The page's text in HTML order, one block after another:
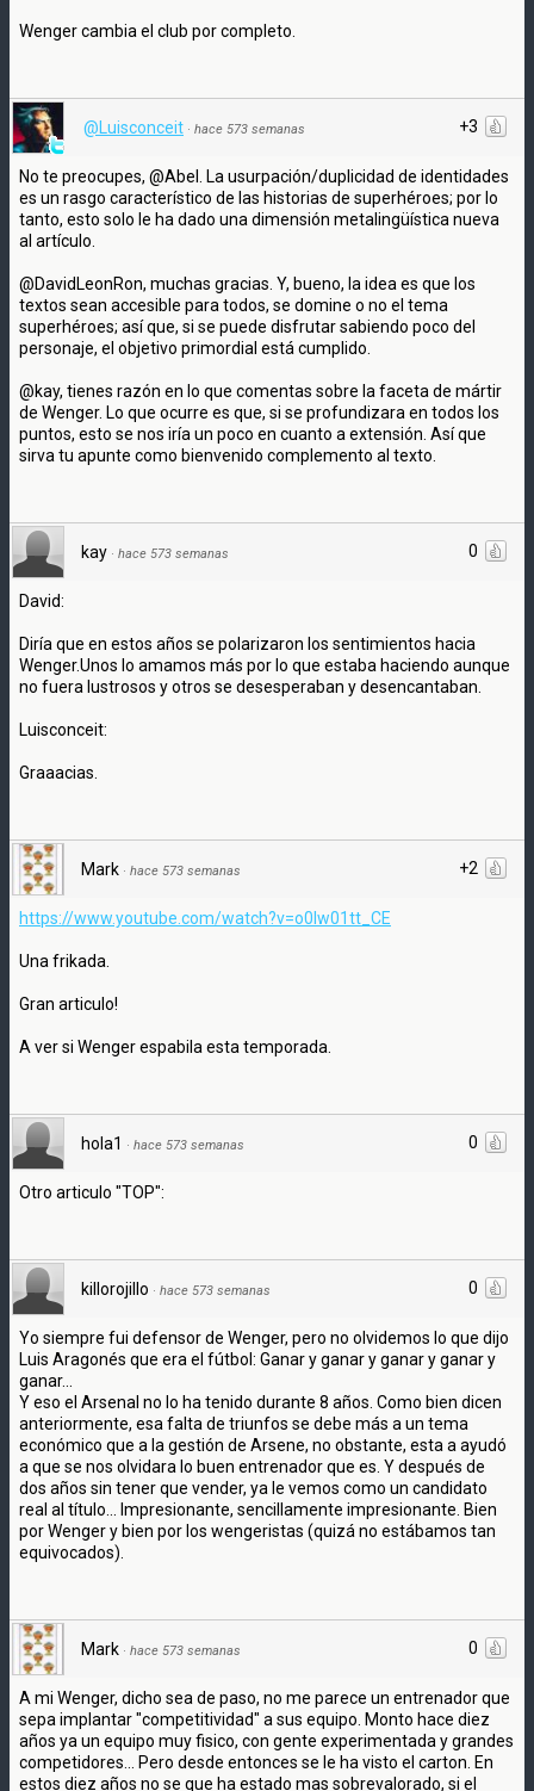
Wenger cambia el club por completo.
+3
@Luisconceit · hace 573 semanas
No te preocupes, @Abel. La usurpación/duplicidad de identidades
es un rasgo característico de las historias de superhéroes; por lo
tanto, esto solo le ha dado una dimensión metalingüística nueva
al artículo.
@DavidLeonRon, muchas gracias. Y, bueno, la idea es que los
textos sean accesible para todos, se domine o no el tema
superhéroes; así que, si se puede disfrutar sabiendo poco del
personaje, el objetivo primordial está cumplido.
@kay, tienes razón en lo que comentas sobre la faceta de mártir
de Wenger. Lo que ocurre es que, si se profundizara en todos los
puntos, esto se nos iría un poco en cuanto a extensión. Así que
sirva tu apunte como bienvenido complemento al texto.
0
kay · hace 573 semanas
David:
Diría que en estos años se polarizaron los sentimientos hacia
Wenger.Unos lo amamos más por lo que estaba haciendo aunque
no fuera lustrosos y otros se desesperaban y desencantaban.
Luisconceit:
Graaacias.
+2
Mark · hace 573 semanas
https://www.youtube.com/watch?v=o0Iw01tt_CE
Una frikada.
Gran articulo!
A ver si Wenger espabila esta temporada.
0
hola1 · hace 573 semanas
Otro articulo "TOP":
0
killorojillo · hace 573 semanas
Yo siempre fui defensor de Wenger, pero no olvidemos lo que dijo
Luis Aragonés que era el fútbol: Ganar y ganar y ganar y ganar y
ganar...
Y eso el Arsenal no lo ha tenido durante 8 años. Como bien dicen
anteriormente, esa falta de triunfos se debe más a un tema
económico que a la gestión de Arsene, no obstante, esta a ayudó
a que se nos olvidara lo buen entrenador que es. Y después de
dos años sin tener que vender, ya le vemos como un candidato
real al título... Impresionante, sencillamente impresionante. Bien
por Wenger y bien por los wengeristas (quizá no estábamos tan
equivocados).
0
Mark · hace 573 semanas
A mi Wenger, dicho sea de paso, no me parece un entrenador que
sepa implantar "competitividad" a sus equipo. Monto hace diez
años ya un equipo muy fisico, con gente experimentada y grandes
competidores... Pero desde entonces se le ha visto el carton. En
estos diez años no se que ha estado mas sobrevalorado, si el